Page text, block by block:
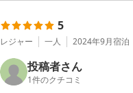
5
レジャー 一人 2024年9月宿泊
投稿者さん
1件のクチコミ